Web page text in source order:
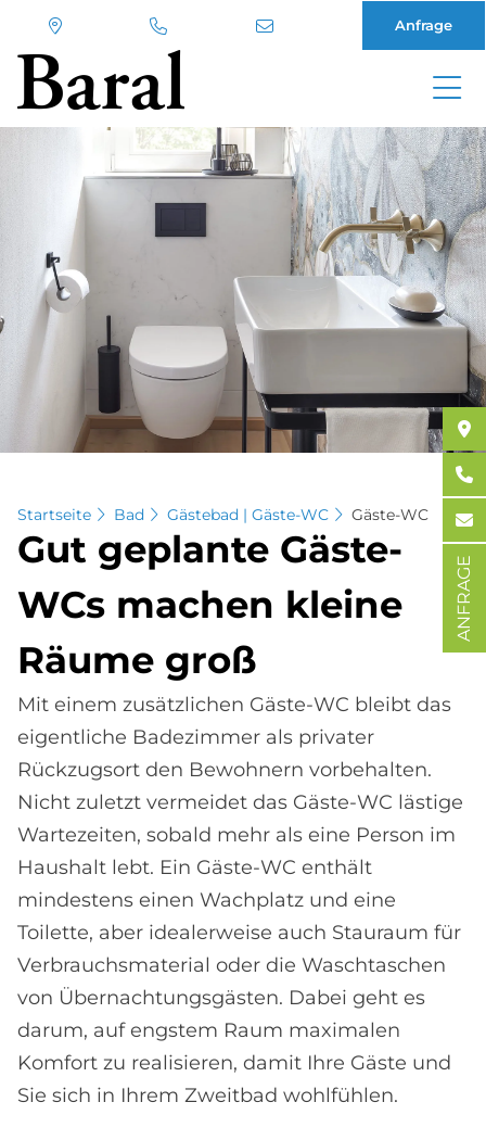
Anfrage
Startseite Bad Gästebad | Gäste-WC Gäste-WC
Gut ge­plan­te Gä­ste-
WCs ma­chen klei­ne
Räu­me groß
Mit einem zusätzlichen Gäste-WC bleibt das
eigentliche Badezimmer als privater
Rückzugsort den Bewohnern vorbehalten.
Nicht zuletzt vermeidet das Gäste-WC lästige
Wartezeiten, sobald mehr als eine Person im
Haushalt lebt. Ein Gäste-WC enthält
mindestens einen Wachplatz und eine
Toilette, aber idealerweise auch Stauraum für
Verbrauchsmaterial oder die Waschtaschen
von Übernachtungsgästen. Dabei geht es
darum, auf engstem Raum maximalen
Komfort zu realisieren, damit Ihre Gäste und
Sie sich in Ihrem Zweitbad wohlfühlen.
ANFRAGE